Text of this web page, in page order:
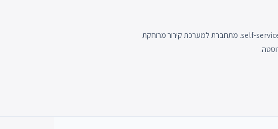
קופה זוויתית ייעודית עם מגש קירור נוסף למכירת דגים על קרח, בשיטה של self-service. מתחברת למערכת קירור מרוחקת